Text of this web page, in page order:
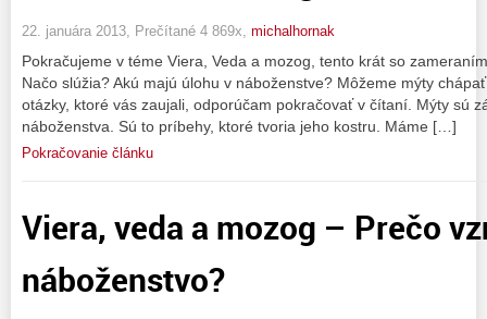
22. januára 2013, Prečítané 4 869x, michalhornak
Pokračujeme v téme Viera, Veda a mozog, tento krát so
Načo slúžia? Akú majú úlohu v náboženstve? Môžeme mýty
otázky, ktoré vás zaujali, odporúčam pokračovať v čítaní. Mýty sú
náboženstva. Sú to príbehy, ktoré tvoria jeho kostru. Máme […]
Pokračovanie článku
Viera, veda a mozog – Prečo
náboženstvo?